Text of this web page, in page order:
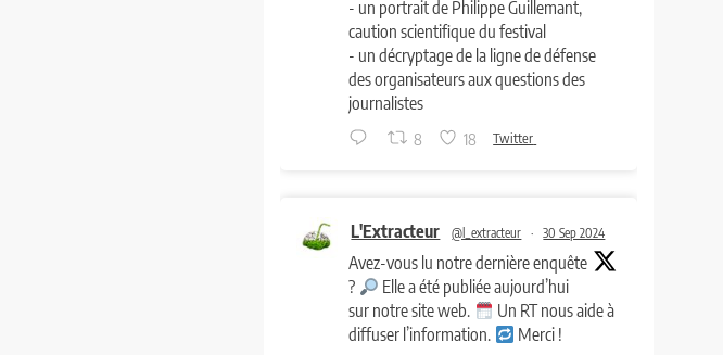
- un portrait de Philippe Guillemant,
caution scientifique du festival
- un décryptage de la ligne de défense
des organisateurs aux questions des
journalistes
8 18 Twitter
L'Extracteur @l_extracteur · 30 Sep 2024
Avez-vous lu notre dernière enquête
?
Elle a été publiée aujourd’hui
sur notre site web.
Un RT nous aide à
diffuser l’information.
Merci !